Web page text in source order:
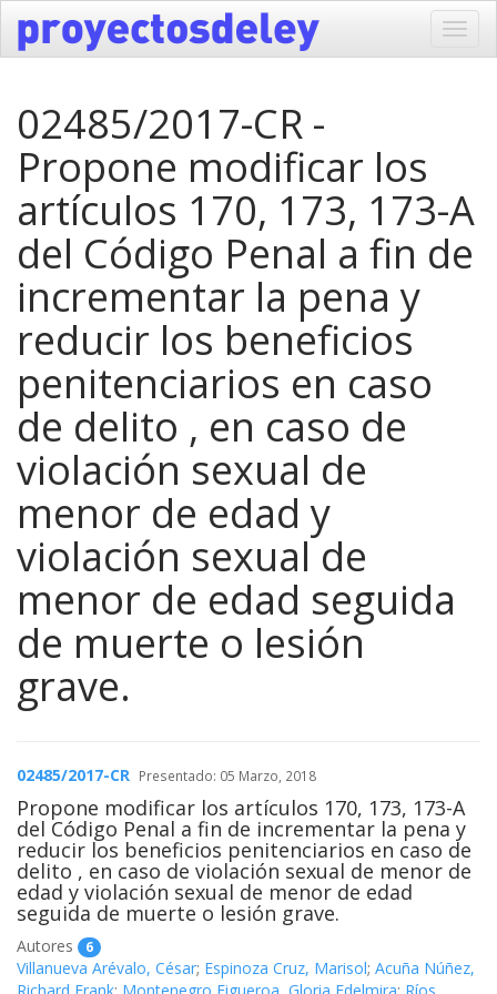
02485/2017-CR -
Propone modificar los
artículos 170, 173, 173-A
del Código Penal a fin de
incrementar la pena y
reducir los beneficios
penitenciarios en caso
de delito , en caso de
violación sexual de
menor de edad y
violación sexual de
menor de edad seguida
de muerte o lesión
grave.
02485/2017-CR Presentado: 05 Marzo, 2018
Propone modificar los artículos 170, 173, 173-A
del Código Penal a fin de incrementar la pena y
reducir los beneficios penitenciarios en caso de
delito , en caso de violación sexual de menor de
edad y violación sexual de menor de edad
seguida de muerte o lesión grave.
Autores 6
Villanueva Arévalo, César; Espinoza Cruz, Marisol; Acuña Núñez,